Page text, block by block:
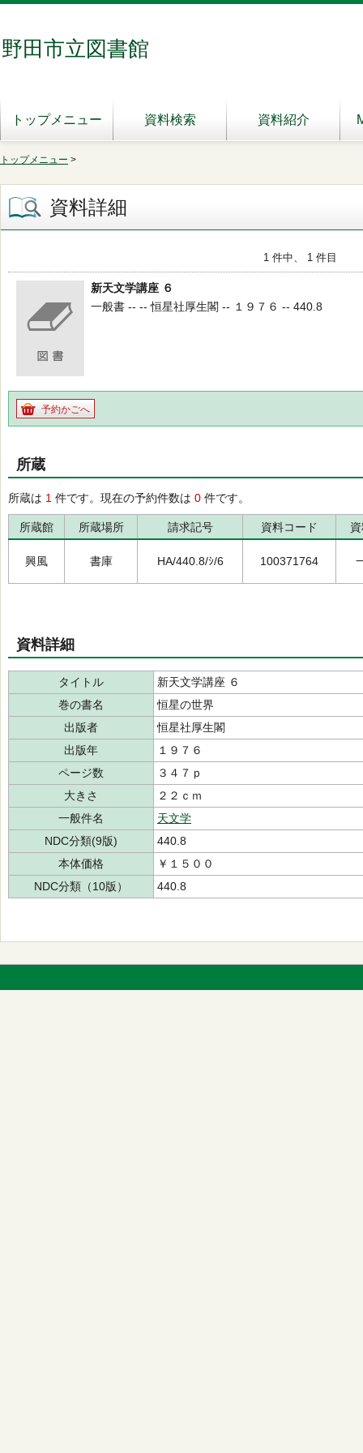
野田市立図書館
トップメニュー 資料検索 資料紹介
トップメニュー >
資料詳細
1 件中、 1 件目
新天文学講座 ６
一般書 -- -- 恒星社厚生閣 -- １９７６ -- 440.8
予約かごへ
所蔵
所蔵は 1 件です。現在の予約件数は 0 件です。
所蔵館 所蔵場所 請求記号 資料コード
興風 書庫 HA/440.8/ｼ/6 100371764
資料詳細
タイトル
新天文学講座 ６
巻の書名
恒星の世界
出版者
恒星社厚生閣
出版年
１９７６
ページ数
３４７ｐ
大きさ
２２ｃｍ
一般件名
天文学
NDC分類(9版)
440.8
本体価格
￥１５００
NDC分類（10版）
440.8